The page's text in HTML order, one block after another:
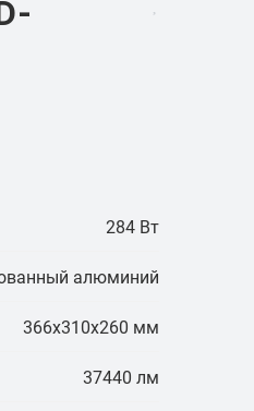
284 Вт
алюминий
366х310х260 мм
37440 лм